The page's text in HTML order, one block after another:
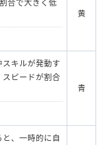
合で大きく低
黄
キルが発動す
ピードが割合
青
、一時的に自